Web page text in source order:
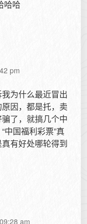
哈哈
pm
为什么最近冒出
因，都是托，卖
了，就搞几个中
中国福利彩票”真
有好处哪轮得到
am